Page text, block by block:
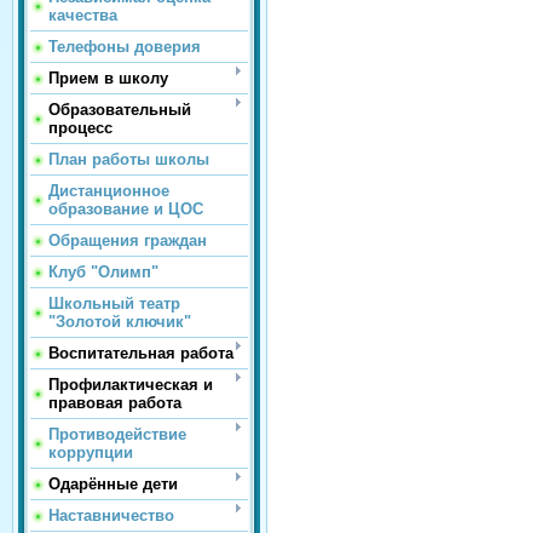
качества
Телефоны доверия
Прием в школу
Образовательный
процесс
План работы школы
Дистанционное
образование и ЦОС
Обращения граждан
Клуб "Олимп"
Школьный театр
"Золотой ключик"
Воспитательная работа
Профилактическая и
правовая работа
Противодействие
коррупции
Одарённые дети
Наставничество